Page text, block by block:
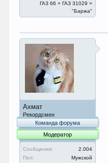
ГАЗ 66 + ГАЗ 31029 =
"Баржа"
Ахмат
Рекордсмен
Команда форума
Модератор
Сообщения:
2.004
Пол:
Мужской